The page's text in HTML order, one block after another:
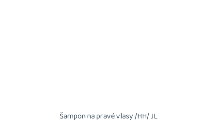
Šampon na pravé vlasy /HH/ JL